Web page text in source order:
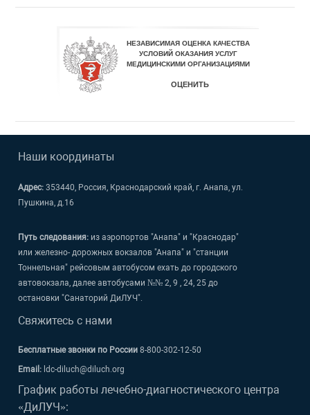
Наши координаты
Адрес:353440, Россия, Краснодарский край, г. Анапа, ул.
Пушкина, д.16
Путь следования: из аэропортов "Анапа" и "Краснодар"
или железно- дорожных вокзалов "Анапа" и "станции
Тоннельная" рейсовым автобусом ехать до городского
автовокзала, далее автобусами №№ 2, 9 , 24, 25 до
остановки "Санаторий ДиЛУЧ".
Свяжитесь с нами
Бесплатные звонки по России8-800-302-12-50
Email: ldc-diluch@diluch.org
График работы лечебно-диагностического центра
«ДиЛУЧ»: